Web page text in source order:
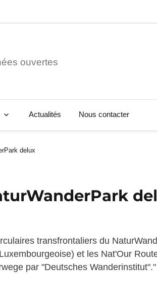
ouvertes
Actualités Nous contacter
delux
transfrontaliers du
et les Nat'Our
par "Deutsches Wanderinstitut"."